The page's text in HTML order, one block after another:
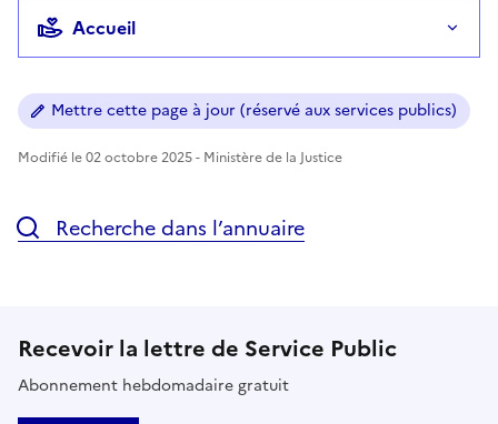
Accueil
Mettre cette page à jour (réservé aux services publics)
Modifié le 02 octobre 2025 - Ministère de la Justice
Recherche dans l’annuaire
Recevoir la lettre de Service Public
Abonnement hebdomadaire gratuit